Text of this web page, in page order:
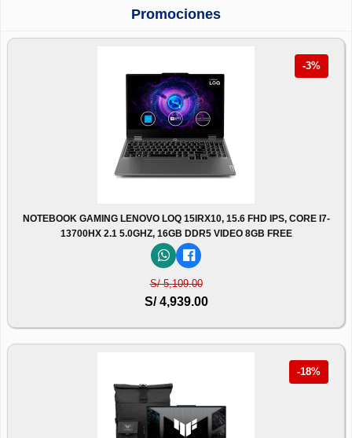
Promociones
-3%
NOTEBOOK GAMING LENOVO LOQ 15IRX10, 15.6 FHD IPS, CORE I7-
13700HX 2.1 5.0GHZ, 16GB DDR5 VIDEO 8GB FREE
S/ 5,109.00
S/ 4,939.00
-18%